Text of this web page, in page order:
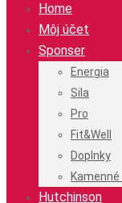
Home
Môj účet
Sponser
Energia
Sila
Pro
Fit&Well
Doplnky
Hutchinson